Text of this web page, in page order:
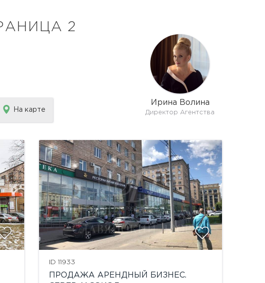
2
На карте
Ирина Волина
Директор Агентства
ID 11933
ПРОДАЖА АРЕНДНЫЙ БИЗНЕС.